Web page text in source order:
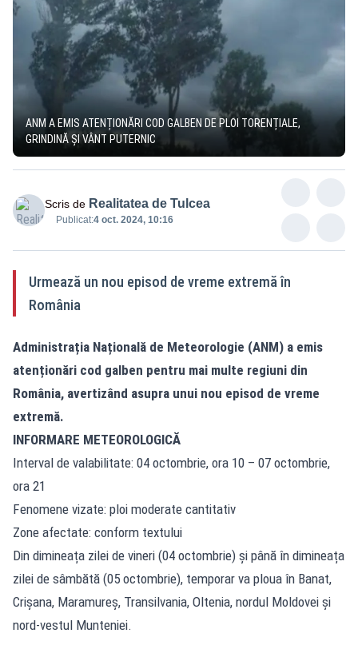
ANM A EMIS ATENȚIONĂRI COD GALBEN DE PLOI TORENȚIALE,
GRINDINĂ ȘI VÂNT PUTERNIC
Scris de Realitatea de Tulcea
Publicat:4 oct. 2024, 10:16
Urmează un nou episod de vreme extremă în
România
Administrația Națională de Meteorologie (ANM) a emis
atenționări cod galben pentru mai multe regiuni din
România, avertizând asupra unui nou episod de vreme
extremă.
INFORMARE METEOROLOGICĂ
Interval de valabilitate: 04 octombrie, ora 10 – 07 octombrie,
ora 21
Fenomene vizate: ploi moderate cantitativ
Zone afectate: conform textului
Din dimineața zilei de vineri (04 octombrie) și până în dimineața
zilei de sâmbătă (05 octombrie), temporar va ploua în Banat,
Crișana, Maramureș, Transilvania, Oltenia, nordul Moldovei și
nord-vestul Munteniei.